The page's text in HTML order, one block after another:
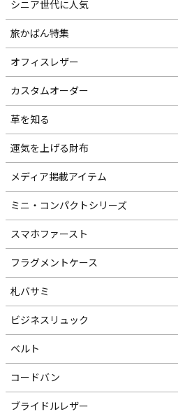
シニア世代に人気
旅かばん特集
オフィスレザー
カスタムオーダー
革を知る
運気を上げる財布
メディア掲載アイテム
ミニ・コンパクトシリーズ
スマホファースト
フラグメントケース
札バサミ
ビジネスリュック
ベルト
コードバン
ブライドルレザー